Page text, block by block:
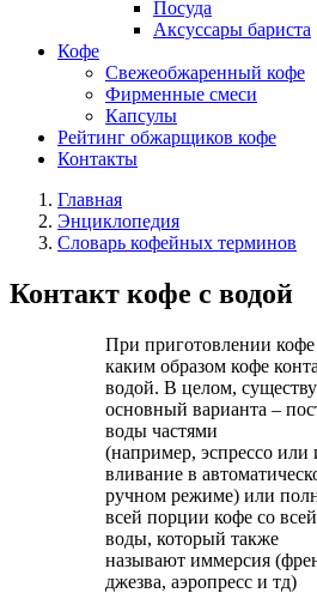
Посуда
Аксуссары бариста
Кофе
Свежеобжаренный кофе
Фирменные смеси
Капсулы
Рейтинг обжарщиков кофе
Контакты
Главная
Энциклопедия
Словарь кофейных терминов
Контакт кофе с водой
При приготовлении
каким образом кофе
водой. В целом,
основный варианта –
воды частями
(например, эспрессо или
вливание в
ручном режиме) или
всей порции кофе со
воды, который также
называют иммерсия
джезва, аэропресс и тд)